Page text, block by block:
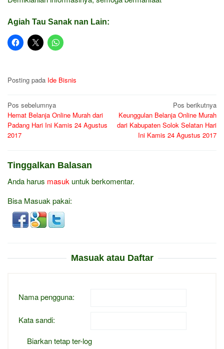
Agiah Tau Sanak nan Lain:
Posting pada Ide Bisnis
Navigasi
pos
Pos sebelumnya
Hemat Belanja Online Murah dari
Padang Hari Ini Kamis 24 Agustus
2017
Pos berikutnya
Keunggulan Belanja Online Murah
dari Kabupaten Solok Selatan Hari
Ini Kamis 24 Agustus 2017
Tinggalkan Balasan
Anda harus masuk untuk berkomentar.
Bisa Masuak pakai:
Masuak atau Daftar
Nama pengguna:
Kata sandi:
Biarkan tetap ter-log